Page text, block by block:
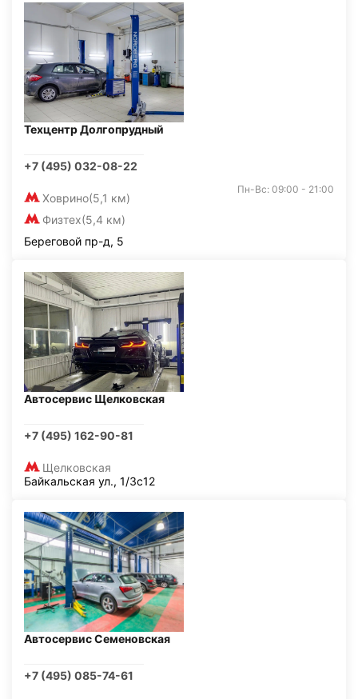
Техцентр Долгопрудный
+7 (495) 032-08-22
Ховрино(5,1 км)
Физтех(5,4 км)
Пн-Вс: 09:00 - 21:00
Береговой пр-д, 5
Автосервис Щелковская
+7 (495) 162-90-81
Щелковская
Байкальская ул., 1/3с12
Автосервис Семеновская
+7 (495) 085-74-61